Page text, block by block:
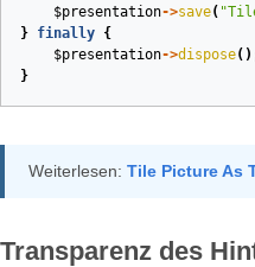
$presentation->save(
} finally {
$presentation->dispose
}
Weiterlesen: Tile Picture As
Transparenz des